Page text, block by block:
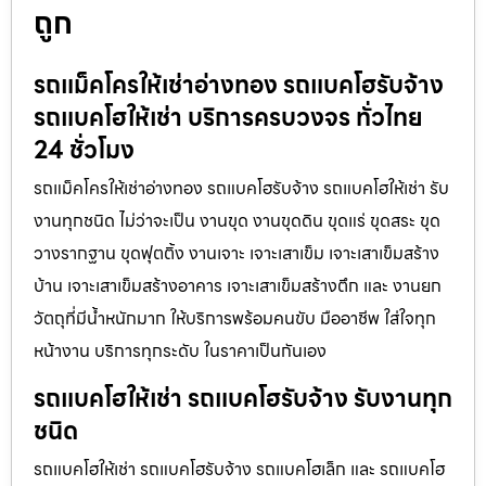
ถูก
รถแม็คโครให้เช่าอ่างทอง รถแบคโฮรับจ้าง
รถแบคโฮให้เช่า บริการครบวงจร ทั่วไทย
24 ชั่วโมง
รถแม็คโครให้เช่าอ่างทอง รถแบคโฮรับจ้าง รถแบคโฮให้เช่า รับ
งานทุกชนิด ไม่ว่าจะเป็น งานขุด งานขุดดิน ขุดแร่ ขุดสระ ขุด
วางรากฐาน ขุดฟุตติ้ง งานเจาะ เจาะเสาเข็ม เจาะเสาเข็มสร้าง
บ้าน เจาะเสาเข็มสร้างอาคาร เจาะเสาเข็มสร้างตึก และ งานยก
วัตถุที่มีน้ำหนักมาก ให้บริการพร้อมคนขับ มืออาชีพ ใส่ใจทุก
หน้างาน บริการทุกระดับ ในราคาเป็นกันเอง
รถแบคโฮให้เช่า รถแบคโฮรับจ้าง รับงานทุก
ชนิด
รถแบคโฮให้เช่า รถแบคโฮรับจ้าง รถแบคโฮเล็ก และ รถแบคโฮ